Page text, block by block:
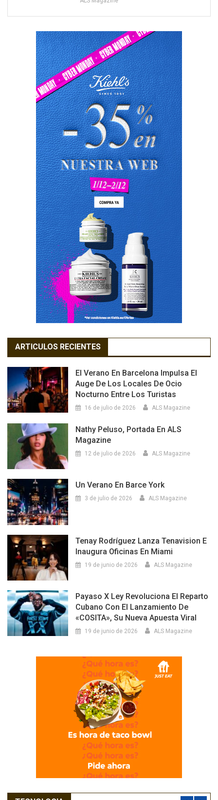
ARTICULOS RECIENTES
El Verano En Barcelona Impulsa El
Auge De Los Locales De Ocio
Nocturno Entre Los Turistas
16 de julio de 2026 ALS Magazine
Nathy Peluso, Portada En ALS
Magazine
12 de julio de 2026 ALS Magazine
Un Verano En Barce York
3 de julio de 2026 ALS Magazine
Tenay Rodríguez Lanza Tenavision E
Inaugura Oficinas En Miami
19 de junio de 2026 ALS Magazine
Payaso X Ley Revoluciona El Reparto
Cubano Con El Lanzamiento De
«COSITA», Su Nueva Apuesta Viral
19 de junio de 2026 ALS Magazine